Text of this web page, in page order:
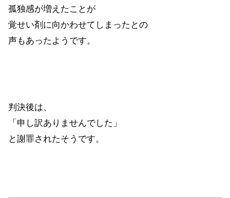
孤独感が増えたことが
覚せい剤に向かわせてしまったとの
声もあったようです。
判決後は、
「申し訳ありませんでした」
と謝罪されたそうです。